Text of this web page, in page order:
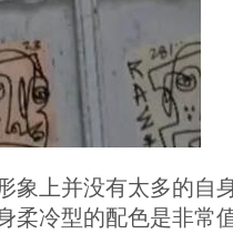
象上并没有太多的自
柔冷型的配色是非常